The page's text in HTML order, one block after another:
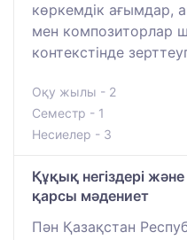
көркемдік ағымдар,
мен композиторлар
контекстінде
Оқу жылы - 2
Семестр - 1
Несиелер - 3
Құқық негіздері
қарсы мәдениет
Пән Қазақстан